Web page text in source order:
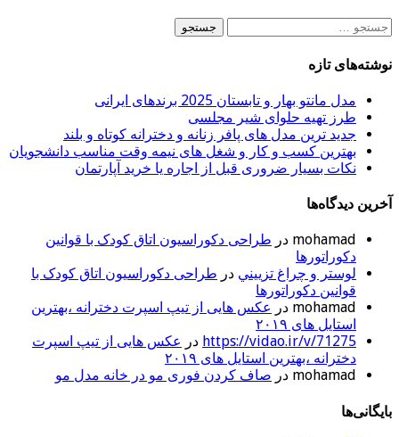
جستجو
نوشته‌های تازه
مدل مانتو بهار و تابستان 2025 برندهای ایرانی
طرز تهیه حلوای شیر مجلسی
جدید ترین مدل های پافر زنانه و دخترانه کوتاه و بلند
بهترین کسب و کار و شغل های نیمه وقت مناسب دانشجویان
نکات بسیار ضروری قبل از اجاره یا خرید آپارتمان
آخرین دیدگاه‌ها
mohamad در طراحی دکوراسیون اتاق کودک با قوانین
دکوراتورها
لوستر و چراغ تزييني در طراحی دکوراسیون اتاق کودک با
قوانین دکوراتورها
mohamad در عکس هایی از تیپ اسپرت دخترانه ،بهترین
استایل های ۲۰۱۹
https://vidao.ir/v/71275 در عکس هایی از تیپ اسپرت
دخترانه ،بهترین استایل های ۲۰۱۹
mohamad در صاف کردن فوری مو در خانه مدل مو
بایگانی‌ها